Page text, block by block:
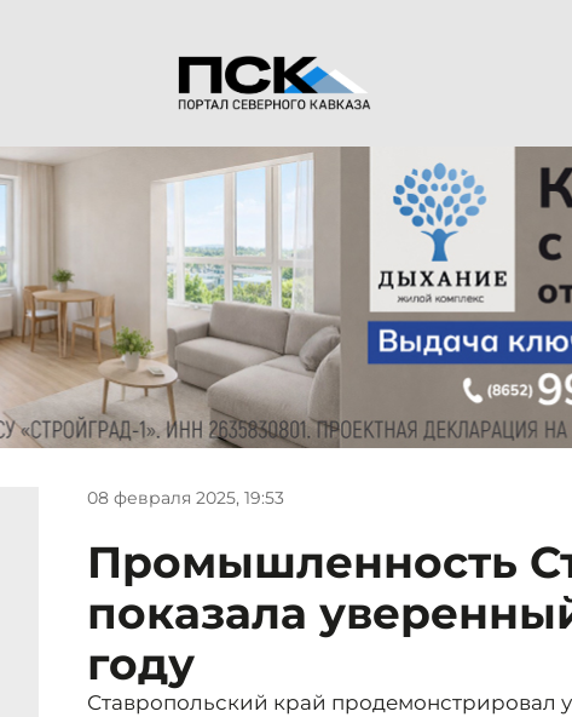
08 февраля 2025, 19:53
Промышленность
показала
году
Ставропольский край продемонстрировал